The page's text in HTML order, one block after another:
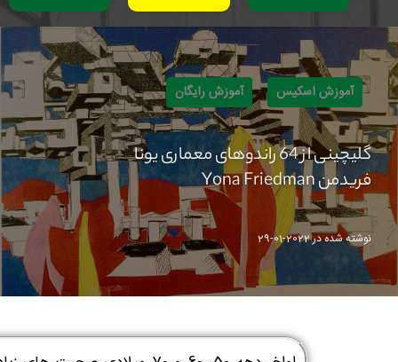
آموزش اسکیس آموزش رایگان
گلیچینی از 64 راندوهای معماری یونا
فریدمن Yona Friedman
نوشته شده در2022-01-29